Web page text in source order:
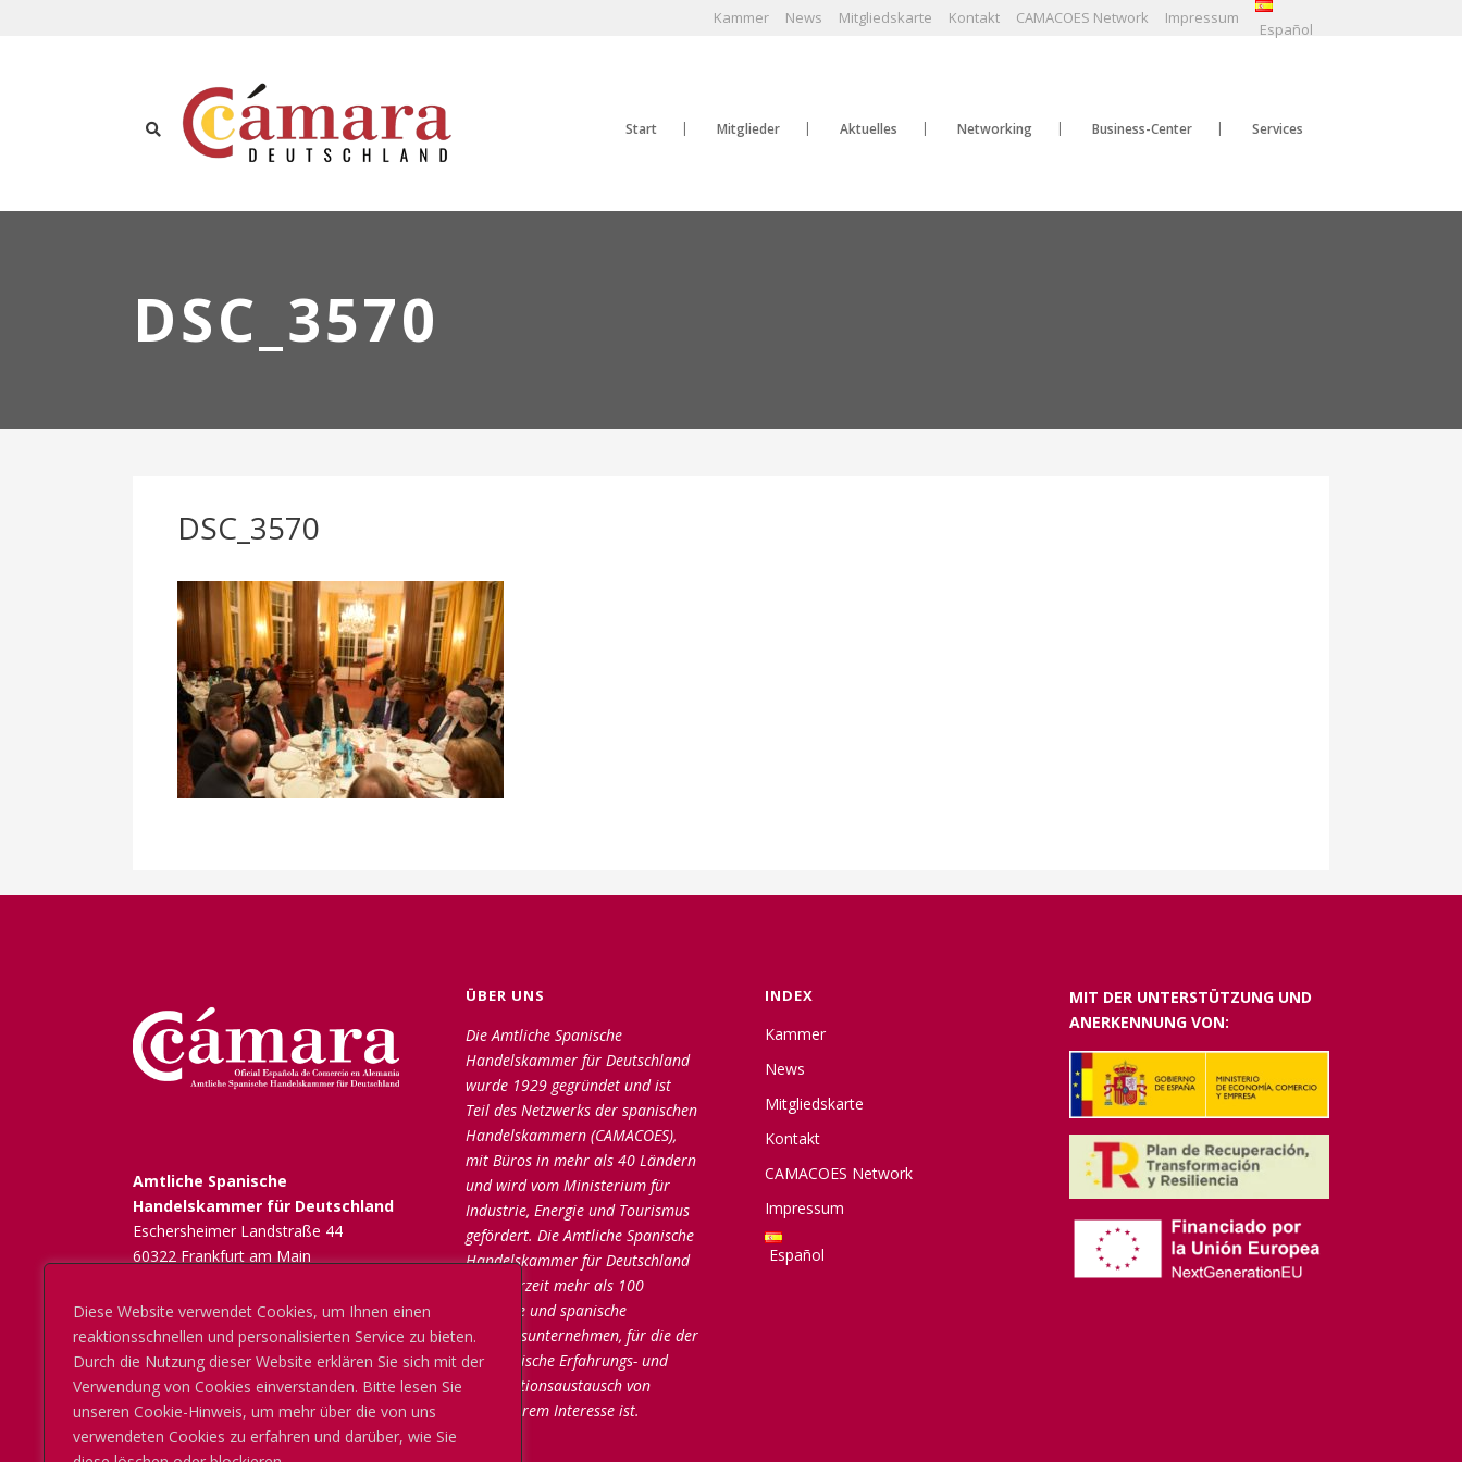
Diese Website verwendet Cookies, um Ihnen einen
reaktionsschnellen und personalisierten Service zu bieten.
Durch die Nutzung dieser Website erklären Sie sich mit der
Verwendung von Cookies einverstanden. Bitte lesen Sie
unseren Cookie-Hinweis, um mehr über die von uns
verwendeten Cookies zu erfahren und darüber, wie Sie
Kammer News Mitgliedskarte Kontakt CAMACOES Network Impressum
Español
Start Mitglieder Aktuelles Networking Business-Center Services
DSC_3570
DSC_3570
Amtliche Spanische
Handelskammer für Deutschland
Eschersheimer Landstraße 44
60322 Frankfurt am Main
mail@coeca.de
www.coeca.de
ÜBER UNS
Die Amtliche Spanische
Handelskammer für Deutschland
wurde 1929 gegründet und ist
Teil des Netzwerks der spanischen
Handelskammern (CAMACOES),
mit Büros in mehr als 40 Ländern
und wird vom Ministerium für
Industrie, Energie und Tourismus
gefördert. Die Amtliche Spanische
Handelskammer für Deutschland
zählt zurzeit mehr als 100
deutsche und spanische
Mitgliedsunternehmen, für die der
ökonomische Erfahrungs- und
Informationsaustausch von
besonderem Interesse ist.
INDEX
Kammer
News
Mitgliedskarte
Kontakt
CAMACOES Network
Impressum
Español
MIT DER UNTERSTÜTZUNG UND
ANERKENNUNG VON: